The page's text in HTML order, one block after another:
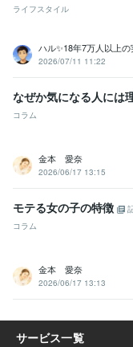
ライフスタイル
ハル✨18年7万人以上
2026/07/11 11:22
なぜか気になる人には
コラム
金本 愛奈
2026/06/17 13:15
モテる女の子の特徴
コラム
金本 愛奈
2026/06/17 13:13